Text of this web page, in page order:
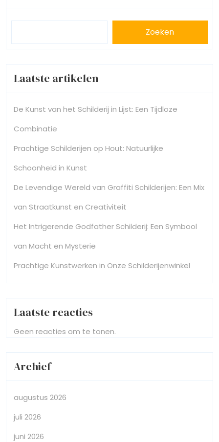
Zoeken
Laatste artikelen
De Kunst van het Schilderij in Lijst: Een Tijdloze
Combinatie
Prachtige Schilderijen op Hout: Natuurlijke
Schoonheid in Kunst
De Levendige Wereld van Graffiti Schilderijen: Een Mix
van Straatkunst en Creativiteit
Het Intrigerende Godfather Schilderij: Een Symbool
van Macht en Mysterie
Prachtige Kunstwerken in Onze Schilderijenwinkel
Laatste reacties
Geen reacties om te tonen.
Archief
augustus 2026
juli 2026
juni 2026